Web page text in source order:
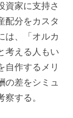
資家に支持さ
配分をカスタ
は、「オルカ
考える人もい
自作するメリ
の差をシミュ
する。